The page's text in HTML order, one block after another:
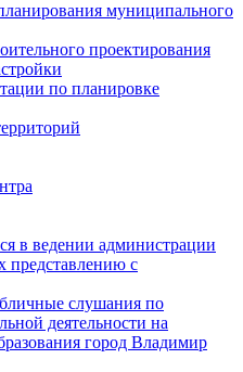
муниципального
проектирования
по планировке
в ведении администрации
представлению с
слушания по
деятельности на
город Владимир